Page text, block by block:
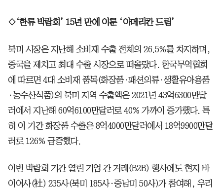
◇‘한류 박람회’ 15년 만에 이룬 ‘아메리칸 드림’
북미 시장은 지난해 소비재 수출 전체의 26.5%를 차지하며,
중국을 제치고 최대 수출 시장으로 떠올랐다. 한국무역협회
에 따르면 4대 소비재 품목(화장품·패션의류·생활유아용품
·농수산식품)의 북미 지역 수출액은 2021년 43억6300만달
러에서 지난해 60억6100만달러로 40% 가까이 증가했다. 특
히 이 기간 화장품 수출은 8억4000만달러에서 18억9900만달
러로 126% 급증했다.
이번 박람회 기간 열린 기업 간 거래(B2B) 행사에도 현지 바
이어사(社) 235사(북미 185사·중남미 50사)가 참여해, 우리